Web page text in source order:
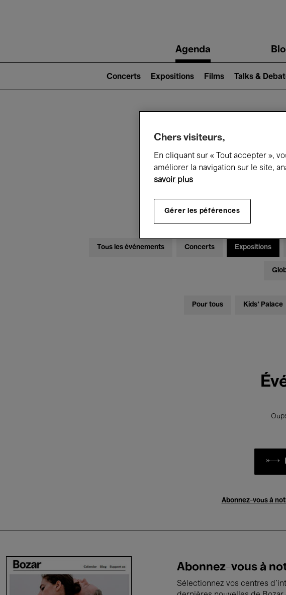
navigationAgenda
2)
Concerts Expositions Films Talks &
Ce qui
Tous les événements Concerts Expositions
Pour tous Kids’ Palace
Abonnez-vous à
Abonnez-vous à
Sélectionnez vos centres
Chers visiteurs,
En cliquant sur « Tout accepter »,
améliorer la navigation sur le site,
savoir plus
Gérer les péférences